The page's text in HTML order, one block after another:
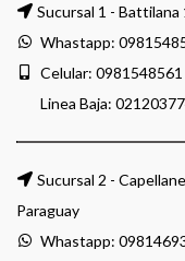
Sucursal 1 - Battilana
Whastapp:
Celular: 0981548561
Linea Baja:
Sucursal 2 -
Paraguay
Whastapp: